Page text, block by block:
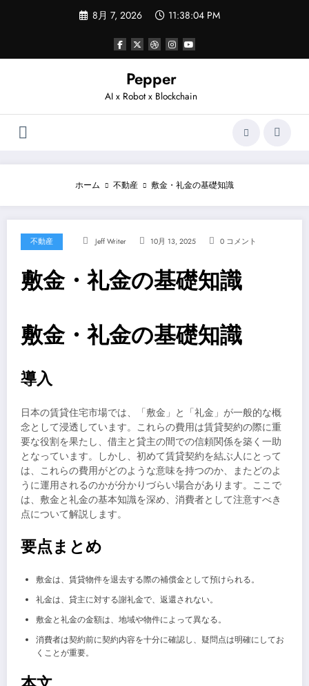
ツ
8月 7, 2026 11:38:04 PM
Pepper
AI x Robot x Blockchain
ホーム 不動産 敷金・礼金の基礎知識
不動産 Jeff Writer 10月 13, 2025 0 コメント
敷金・礼金の基礎知識
敷金・礼金の基礎知識
導入
日本の賃貸住宅市場では、「敷金」と「礼金」が一般的な概
念として浸透しています。これらの費用は賃貸契約の際に重
要な役割を果たし、借主と貸主の間での信頼関係を築く一助
となっています。しかし、初めて賃貸契約を結ぶ人にとって
は、これらの費用がどのような意味を持つのか、またどのよ
うに運用されるのかが分かりづらい場合があります。ここで
は、敷金と礼金の基本知識を深め、消費者として注意すべき
点について解説します。
要点まとめ
敷金は、賃貸物件を退去する際の補償金として預けられる。
礼金は、貸主に対する謝礼金で、返還されない。
敷金と礼金の金額は、地域や物件によって異なる。
消費者は契約前に契約内容を十分に確認し、疑問点は明確にしてお
くことが重要。